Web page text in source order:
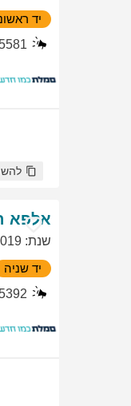
יד
אלפא
שנת:
יד שניה